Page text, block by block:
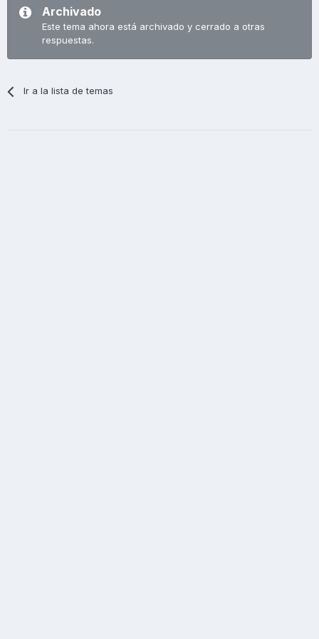
Archivado
Este tema ahora está archivado y cerrado a otras
respuestas.
Ir a la lista de temas